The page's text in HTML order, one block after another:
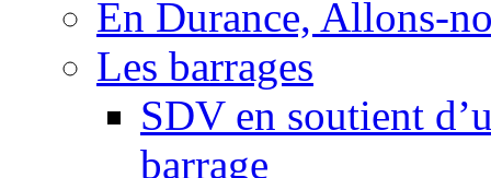
En Durance, Allons-
Les barrages
SDV en soutient
barrage